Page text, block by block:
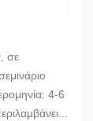
σε
4-6